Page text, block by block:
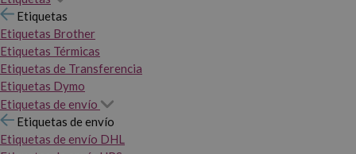
Etiquetas
Etiquetas Brother
Etiquetas Térmicas
Etiquetas de Transferencia
Etiquetas Dymo
Etiquetas de envío
Etiquetas de envío
Etiquetas de envío DHL